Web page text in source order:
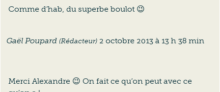
Comme d’hab, du superbe boulot 😉
Gaël Poupard (Rédacteur) 2 octobre 2013 à 13 h 38 min
Merci Alexandre 😉 On fait ce qu’on peut avec ce